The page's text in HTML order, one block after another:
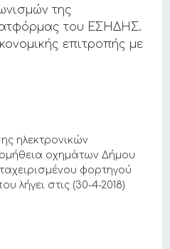
της
του ΕΣΗΔΗΣ.
επιτροπής με
ηλεκτρονικών
οχημάτων Δήμου
φορτηγού
λήγει στις (30-4-2018)